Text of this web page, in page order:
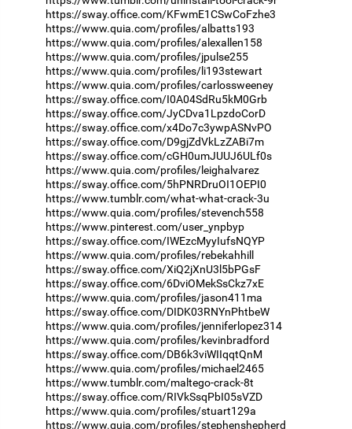
https://sway.office.com/KFwmE1CSwCoFzhe3
https://www.quia.com/profiles/albatts193
https://www.quia.com/profiles/alexallen158
https://www.quia.com/profiles/jpulse255
https://www.quia.com/profiles/li193stewart
https://www.quia.com/profiles/carlossweeney
https://sway.office.com/I0A04SdRu5kM0Grb
https://sway.office.com/JyCDva1LpzdoCorD
https://sway.office.com/x4Do7c3ywpASNvPO
https://sway.office.com/D9gjZdVkLzZABi7m
https://sway.office.com/cGH0umJUUJ6ULf0s
https://www.quia.com/profiles/leighalvarez
https://sway.office.com/5hPNRDruOI1OEPI0
https://www.tumblr.com/what-what-crack-3u
https://www.quia.com/profiles/stevench558
https://www.pinterest.com/user_ynpbyp
https://sway.office.com/IWEzcMyyIufsNQYP
https://www.quia.com/profiles/rebekahhill
https://sway.office.com/XiQ2jXnU3l5bPGsF
https://sway.office.com/6DviOMekSsCkz7xE
https://www.quia.com/profiles/jason411ma
https://sway.office.com/DIDK03RNYnPhtbeW
https://www.quia.com/profiles/jenniferlopez314
https://www.quia.com/profiles/kevinbradford
https://sway.office.com/DB6k3viWIIqqtQnM
https://www.quia.com/profiles/michael2465
https://www.tumblr.com/maltego-crack-8t
https://sway.office.com/RIVkSsqPbI05sVZD
https://www.quia.com/profiles/stuart129a
https://www.quia.com/profiles/stephenshepherd